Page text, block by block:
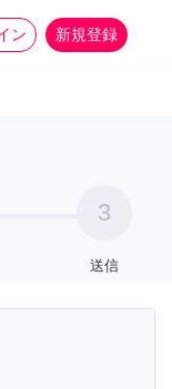
ン 新規登録
more_horiz
3
送信